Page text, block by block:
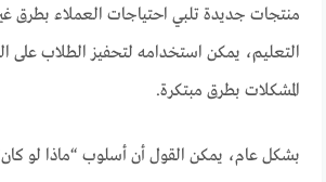
منتجات جديدة تلبي احتياجات العملاء بطرق
التعليم، يمكن استخدامه لتحفيز الطلاب على
المشكلات بطرق مبتكرة.
بشكل عام، يمكن القول أن أسلوب “ماذا لو